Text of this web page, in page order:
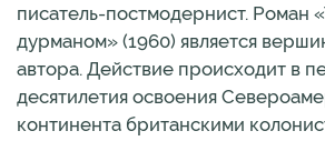
писатель-постмодернист. Роман
дурманом» (1960) является
автора. Действие происходит в
десятилетия освоения
континента британскими